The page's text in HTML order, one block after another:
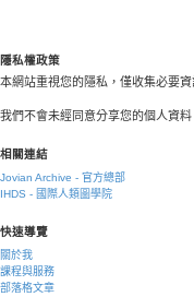
隱私權政策
本網站重視您的隱私，僅收集必要
我們不會未經同意分享您的個人資
相關連結
Jovian Archive - 官方總部
IHDS - 國際人類圖學院
快速導覽
關於我
課程與服務
部落格文章